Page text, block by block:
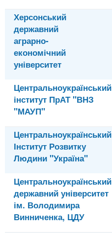
Херсонський
державний
аграрно-
економічний
університет
Центральноукраїнський
інститут ПрАТ "ВНЗ
"МАУП"
Центральноукраїнський
Інститут Розвитку
Людини "Україна"
Центральноукраїнський
державний університет
ім. Володимира
Винниченка, ЦДУ